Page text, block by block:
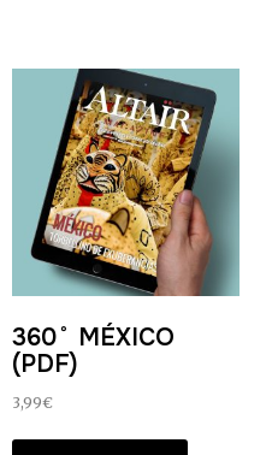
360˚ MÉXICO
(PDF)
3,99€